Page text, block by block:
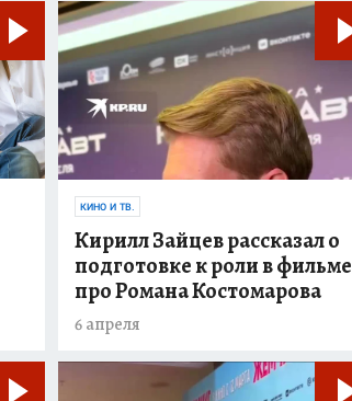
КИНО И ТВ.
Кирилл Зайцев рассказал о
подготовке к роли в фильме
про Романа Костомарова
6 апреля